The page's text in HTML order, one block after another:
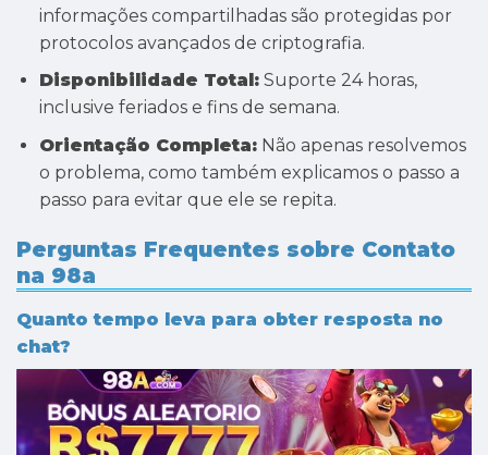
informações compartilhadas são protegidas por
protocolos avançados de criptografia.
Disponibilidade Total:Suporte 24 horas,
inclusive feriados e fins de semana.
Orientação Completa:Não apenas resolvemos
o problema, como também explicamos o passo a
passo para evitar que ele se repita.
Perguntas Frequentes sobre Contato
na 98a
Quanto tempo leva para obter resposta no
chat?